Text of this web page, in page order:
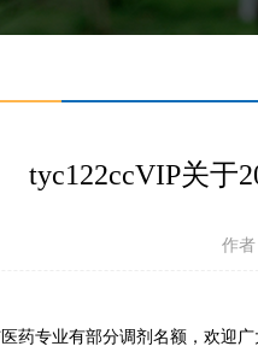
tyc122ccVIP关于
作者
药专业有部分调剂名额，欢迎广